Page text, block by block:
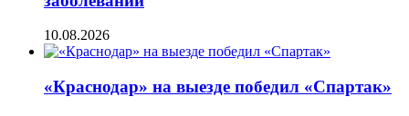
10.08.2026
«Краснодар» на выезде победил «Спартак»